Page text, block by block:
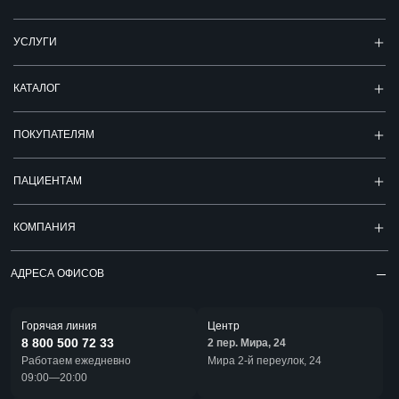
УСЛУГИ
КАТАЛОГ
ПОКУПАТЕЛЯМ
ПАЦИЕНТАМ
КОМПАНИЯ
АДРЕСА ОФИСОВ
Горячая линия
8 800 500 72 33
Работаем ежедневно
09:00—20:00
Центр
2 пер. Мира, 24
Мира 2-й переулок, 24